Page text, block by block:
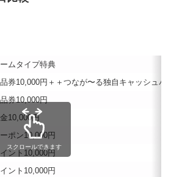
ムタイプ特典
券10,000円＋＋つなが〜る独自キャッシュバ
券10,000円
10,000円
ポン10,000円
ント10,000円
ント10,000円
スクロールできます